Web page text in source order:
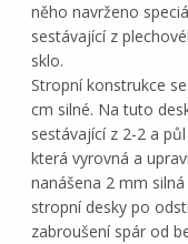
něho navrženo
sestávající z
sklo.
Stropní konstrukce
cm silné. Na tuto
sestávající z 2-2 a
která vyrovná a
nanášena 2 mm
stropní desky po
zabroušení spár od